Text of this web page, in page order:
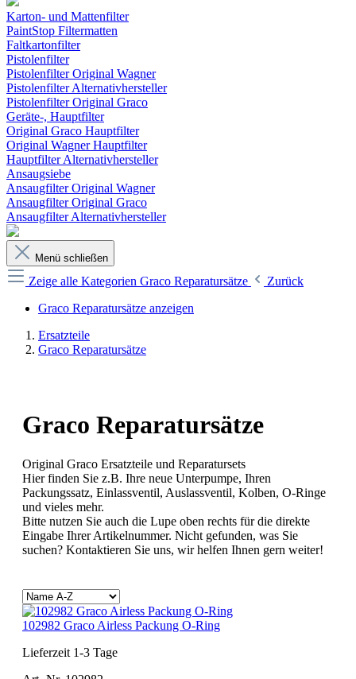
Karton- und Mattenfilter
PaintStop Filtermatten
Faltkartonfilter
Pistolenfilter
Pistolenfilter Original Wagner
Pistolenfilter Alternativhersteller
Pistolenfilter Original Graco
Geräte-, Hauptfilter
Original Graco Hauptfilter
Original Wagner Hauptfilter
Hauptfilter Alternativhersteller
Ansaugsiebe
Ansaugfilter Original Wagner
Ansaugfilter Original Graco
Ansaugfilter Alternativhersteller
Menü schließen
Zeige alle Kategorien Graco Reparatursätze
Zurück
Graco Reparatursätze anzeigen
Ersatzteile
Graco Reparatursätze
Graco Reparatursätze
Original Graco Ersatzteile und Reparatursets
Hier finden Sie z.B. Ihre neue Unterpumpe, Ihren
Packungssatz, Einlassventil, Auslassventil, Kolben, O-Ringe
und vieles mehr.
Bitte nutzen Sie auch die Lupe oben rechts für die direkte
Eingabe Ihrer Artikelnummer. Nicht gefunden, was Sie
suchen? Kontaktieren Sie uns, wir helfen Ihnen gern weiter!
102982 Graco Airless Packung O-Ring
Lieferzeit 1-3 Tage